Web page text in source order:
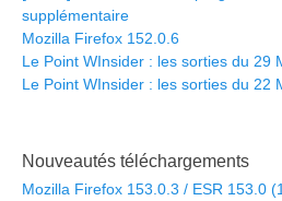
supplémentaire
Mozilla Firefox 152.0.6
Le Point WInsider : les sorties du 29
Le Point WInsider : les sorties du 22
Nouveautés téléchargements
Mozilla Firefox 153.0.3 / ESR 153.0